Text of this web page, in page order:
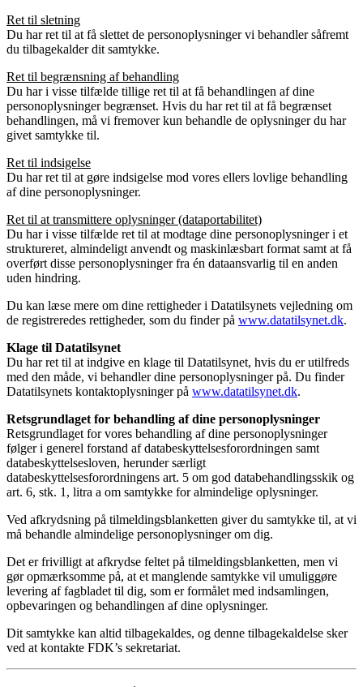
Ret til sletning
Du har ret til at få slettet de personoplysninger vi behandler såfremt
du tilbagekalder dit samtykke.
Ret til begrænsning af behandling
Du har i visse tilfælde tillige ret til at få behandlingen af dine
personoplysninger begrænset. Hvis du har ret til at få begrænset
behandlingen, må vi fremover kun behandle de oplysninger du har
givet samtykke til.
Ret til indsigelse
Du har ret til at gøre indsigelse mod vores ellers lovlige behandling
af dine personoplysninger.
Ret til at transmittere oplysninger (dataportabilitet)
Du har i visse tilfælde ret til at modtage dine personoplysninger i et
struktureret, almindeligt anvendt og maskinlæsbart format samt at få
overført disse personoplysninger fra én dataansvarlig til en anden
uden hindring.
Du kan læse mere om dine rettigheder i Datatilsynets vejledning om
de registreredes rettigheder, som du finder på www.datatilsynet.dk.
Klage til Datatilsynet
Du har ret til at indgive en klage til Datatilsynet, hvis du er utilfreds
med den måde, vi behandler dine personoplysninger på. Du finder
Datatilsynets kontaktoplysninger på www.datatilsynet.dk.
Retsgrundlaget for behandling af dine personoplysninger
Retsgrundlaget for vores behandling af dine personoplysninger
følger i generel forstand af databeskyttelsesforordningen samt
databeskyttelsesloven, herunder særligt
databeskyttelsesforordningens art. 5 om god databehandlingsskik og
art. 6, stk. 1, litra a om samtykke for almindelige oplysninger.
Ved afkrydsning på tilmeldingsblanketten giver du samtykke til, at vi
må behandle almindelige personoplysninger om dig.
Det er frivilligt at afkrydse feltet på tilmeldingsblanketten, men vi
gør opmærksomme på, at et manglende samtykke vil umuliggøre
levering af fagbladet til dig, som er formålet med indsamlingen,
opbevaringen og behandlingen af dine oplysninger.
Dit samtykke kan altid tilbagekaldes, og denne tilbagekaldelse sker
ved at kontakte FDK’s sekretariat.